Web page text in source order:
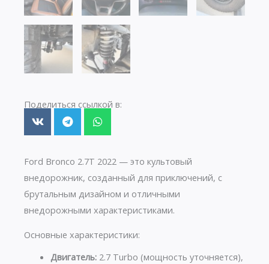
Поделиться ссылкой в:
Ford Bronco 2.7T 2022 — это культовый
внедорожник, созданный для приключений, с
брутальным дизайном и отличными
внедорожными характеристиками.
Основные характеристики:
Двигатель:2.7 Turbo (мощность уточняется),